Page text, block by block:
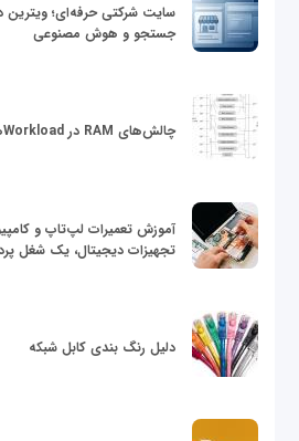
سایت شرکتی حرفه‌ای؛ ویترین
جستجو و هوش مصنوعی
چالش‌های RAM در Workloadهای محاسباتی HPC
آموزش تعمیرات لپ‌تاپ و
تجهیزات دیجیتال، یک شغل
دلیل رنگ بندی کابل شبکه